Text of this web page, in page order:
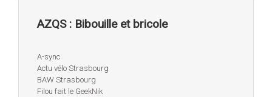
AZQS : Bibouille et bricole
A-sync
Actu vélo Strasbourg
BAW Strasbourg
Filou fait le GeekNik